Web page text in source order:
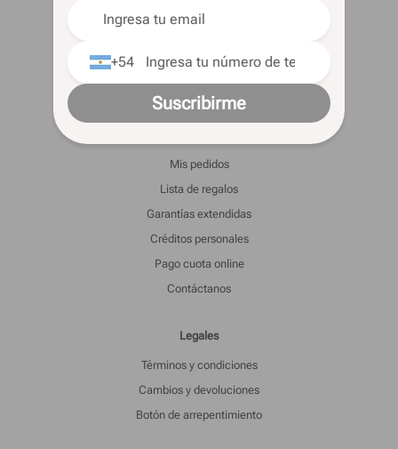
+54
Suscribirme
Sucursales
Novedades
Sorteos
Mis pedidos
Lista de regalos
Garantías extendidas
Créditos personales
Pago cuota online
Contáctanos
Legales
Términos y condiciones
Cambios y devoluciones
Botón de arrepentimiento